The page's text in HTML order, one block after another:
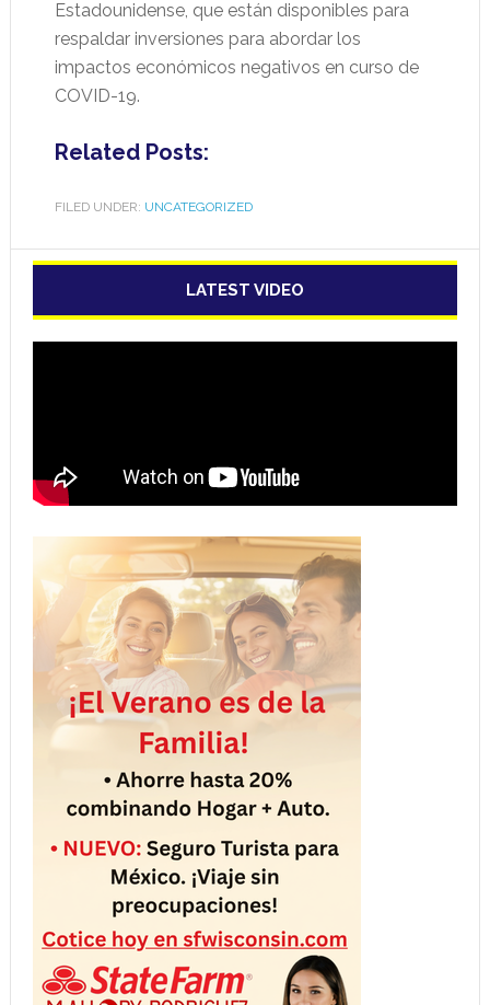
Estadounidense, que están disponibles para
respaldar inversiones para abordar los
impactos económicos negativos en curso de
COVID-19.
Related Posts:
FILED UNDER: UNCATEGORIZED
LATEST VIDEO